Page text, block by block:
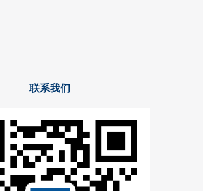
联系我们